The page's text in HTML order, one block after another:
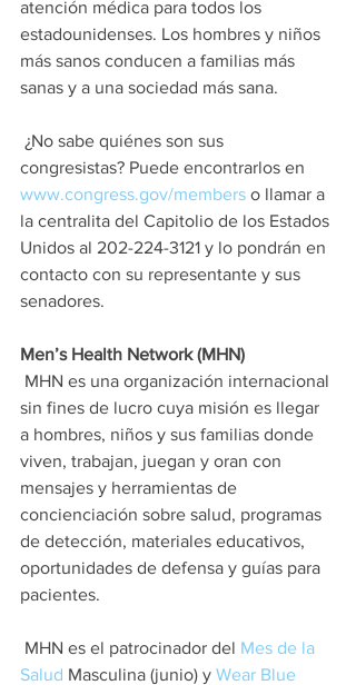
atención médica para todos los
estadounidenses. Los hombres y niños
más sanos conducen a familias más
sanas y a una sociedad más sana.
congresistas? Puede encontrarlos en
www.congress.gov/members o llamar a
la centralita del Capitolio de los Estados
Unidos al 202-224-3121 y lo pondrán en
contacto con su representante y sus
senadores.
Men’s Health Network (MHN)
sin fines de lucro cuya misión es llegar
a hombres, niños y sus familias donde
viven, trabajan, juegan y oran con
mensajes y herramientas de
concienciación sobre salud, programas
de detección, materiales educativos,
oportunidades de defensa y guías para
pacientes.
MHN es el patrocinador del Mes de la
Salud Masculina (junio) y Wear Blue